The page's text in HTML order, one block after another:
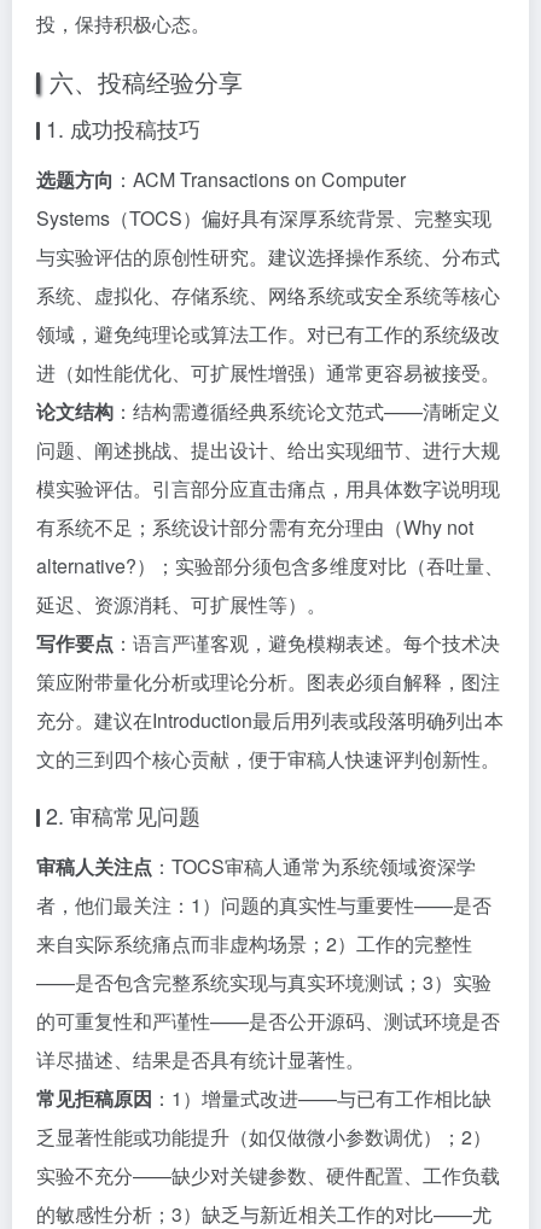
投，保持积极心态。
六、投稿经验分享
1. 成功投稿技巧
选题方向 ：ACM Transactions on Computer
Systems（TOCS）偏好具有深厚系统背景、完整实现
与实验评估的原创性研究。建议选择操作系统、分布式
系统、虚拟化、存储系统、网络系统或安全系统等核心
领域，避免纯理论或算法工作。对已有工作的系统级改
进（如性能优化、可扩展性增强）通常更容易被接受。
论文结构 ：结构需遵循经典系统论文范式——清晰定义
问题、阐述挑战、提出设计、给出实现细节、进行大规
模实验评估。引言部分应直击痛点，用具体数字说明现
有系统不足；系统设计部分需有充分理由（Why not
alternative?）；实验部分须包含多维度对比（吞吐量、
延迟、资源消耗、可扩展性等）。
写作要点 ：语言严谨客观，避免模糊表述。每个技术决
策应附带量化分析或理论分析。图表必须自解释，图注
充分。建议在Introduction最后用列表或段落明确列出本
文的三到四个核心贡献，便于审稿人快速评判创新性。
2. 审稿常见问题
审稿人关注点 ：TOCS审稿人通常为系统领域资深学
者，他们最关注：1）问题的真实性与重要性——是否
来自实际系统痛点而非虚构场景；2）工作的完整性
——是否包含完整系统实现与真实环境测试；3）实验
的可重复性和严谨性——是否公开源码、测试环境是否
详尽描述、结果是否具有统计显著性。
常见拒稿原因 ：1）增量式改进——与已有工作相比缺
乏显著性能或功能提升（如仅做微小参数调优）；2）
实验不充分——缺少对关键参数、硬件配置、工作负载
的敏感性分析；3）缺乏与新近相关工作的对比——尤